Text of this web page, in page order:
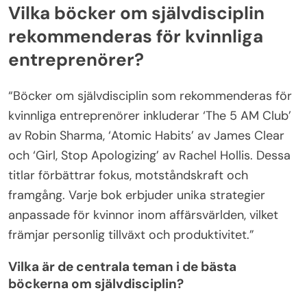
Vilka böcker om självdisciplin
rekommenderas för kvinnliga
entreprenörer?
“Böcker om självdisciplin som rekommenderas för
kvinnliga entreprenörer inkluderar ‘The 5 AM Club’
av Robin Sharma, ‘Atomic Habits’ av James Clear
och ‘Girl, Stop Apologizing’ av Rachel Hollis. Dessa
titlar förbättrar fokus, motståndskraft och
framgång. Varje bok erbjuder unika strategier
anpassade för kvinnor inom affärsvärlden, vilket
främjar personlig tillväxt och produktivitet.”
Vilka är de centrala teman i de bästa
böckerna om självdisciplin?